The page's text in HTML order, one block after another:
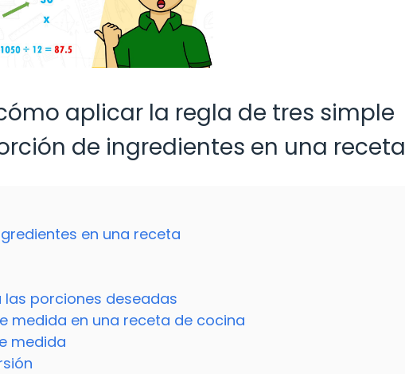
aplicar la regla de tres simple
de ingredientes en una receta
en una receta
porciones deseadas
medida en una receta de cocina
medida